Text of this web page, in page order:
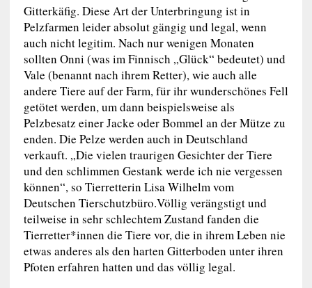
Gitterkäfig. Diese Art der Unterbringung ist in
Pelzfarmen leider absolut gängig und legal, wenn
auch nicht legitim. Nach nur wenigen Monaten
sollten Onni (was im Finnisch „Glück“ bedeutet) und
Vale (benannt nach ihrem Retter), wie auch alle
andere Tiere auf der Farm, für ihr wunderschönes Fell
getötet werden, um dann beispielsweise als
Pelzbesatz einer Jacke oder Bommel an der Mütze zu
enden. Die Pelze werden auch in Deutschland
verkauft. „Die vielen traurigen Gesichter der Tiere
und den schlimmen Gestank werde ich nie vergessen
können“, so Tierretterin Lisa Wilhelm vom
Deutschen Tierschutzbüro.Völlig verängstigt und
teilweise in sehr schlechtem Zustand fanden die
Tierretter*innen die Tiere vor, die in ihrem Leben nie
etwas anderes als den harten Gitterboden unter ihren
Pfoten erfahren hatten und das völlig legal.